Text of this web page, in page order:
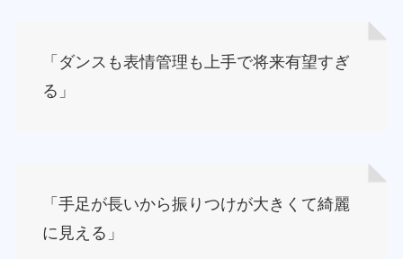
「ダンスも表情管理も上手で将来有望すぎ
る」
「手足が長いから振りつけが大きくて綺麗
に見える」